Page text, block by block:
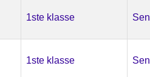
1ste klasse
1ste klasse